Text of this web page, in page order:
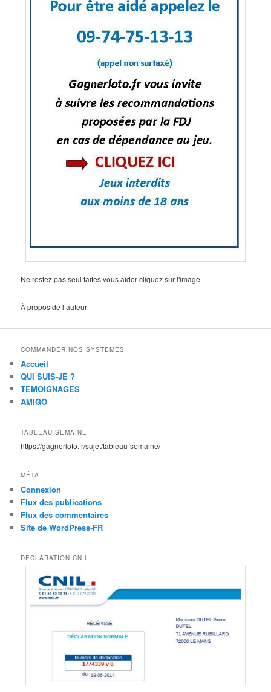
Ne restez pas seul faites vous aider cliquez sur l'image
À propos de l’auteur
COMMANDER NOS SYSTEMES
Accueil
QUI SUIS-JE ?
TEMOIGNAGES
AMIGO
TABLEAU SEMAINE
https://gagnerloto.fr/sujet/tableau-semaine/
MÉTA
Connexion
Flux des publications
Flux des commentaires
Site de WordPress-FR
DECLARATION CNIL